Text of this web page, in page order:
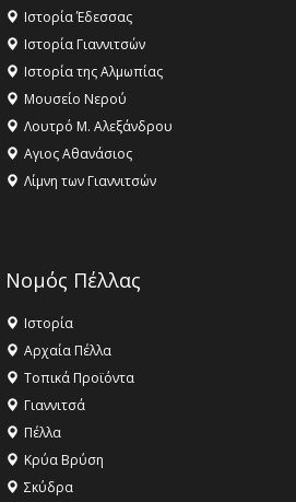
Ιστορία Έδεσσας
Ιστορία Γιαννιτσών
Ιστορία της Αλμωπίας
Μουσείο Νερού
Λουτρό Μ. Αλεξάνδρου
Αγιος Αθανάσιος
Λίμνη των Γιαννιτσών
Νομός Πέλλας
Ιστορία
Αρχαία Πέλλα
Τοπικά Προϊόντα
Γιαννιτσά
Πέλλα
Κρύα Βρύση
Σκύδρα